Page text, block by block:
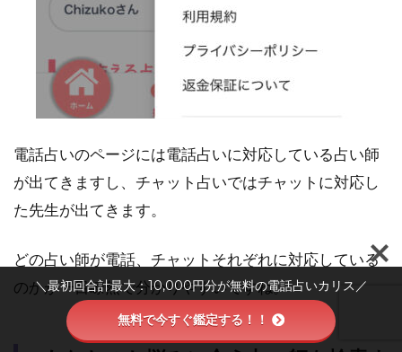
電話占いのページには電話占いに対応している占い師
が出てきますし、チャット占いではチャットに対応し
た先生が出てきます。
どの占い師が電話、チャットそれぞれに対応している
のかが一目瞭然で分かりやすいですね。
＼最初回合計最大：10,000円分が無料の電話占いカリス／
無料で今すぐ鑑定する！！